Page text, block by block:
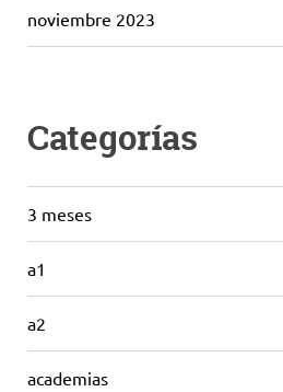
noviembre 2023
Categorías
3 meses
a1
a2
academias